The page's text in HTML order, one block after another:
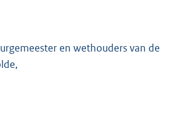
K
en wethouders van de